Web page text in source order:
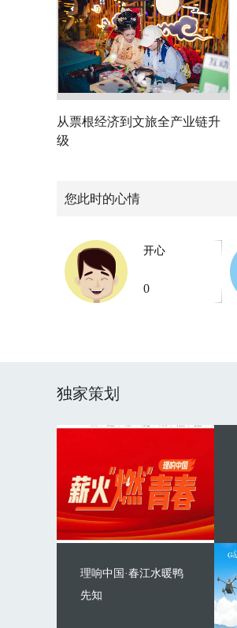
从票根经济到文旅全产业链升
级
您此时的心情
开心
0
独家策划
理响中国·春江水暖鸭
先知